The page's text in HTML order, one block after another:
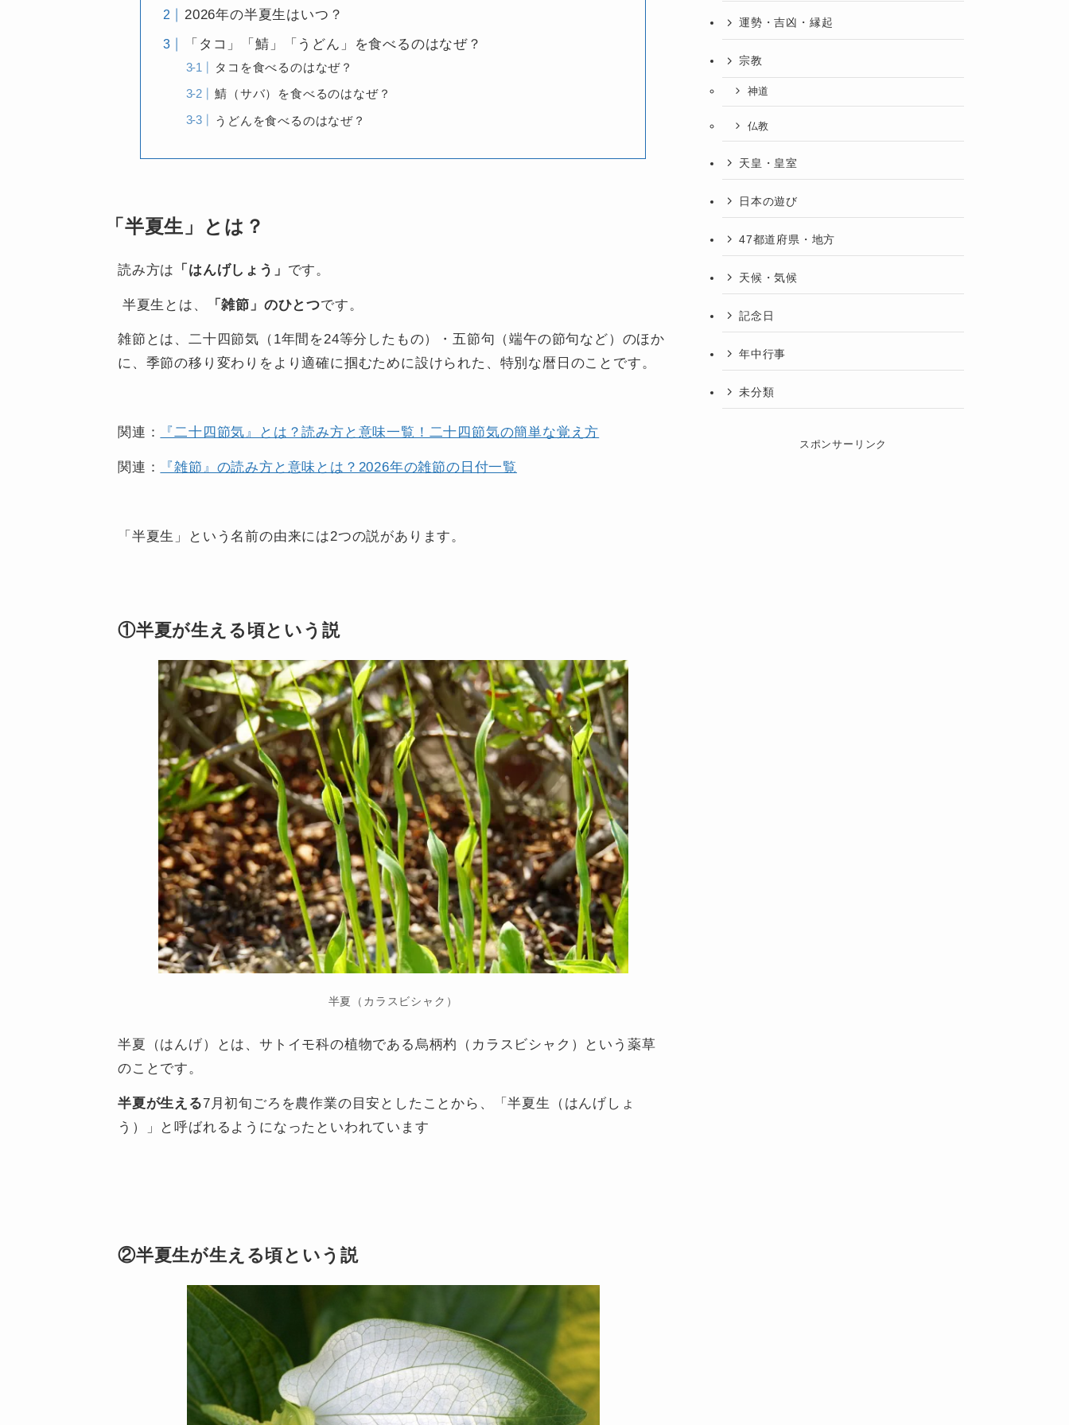
2026年の半夏生はいつ？
「タコ」「鯖」「うどん」を食べるのはなぜ？
タコを食べるのはなぜ？
鯖（サバ）を食べるのはなぜ？
うどんを食べるのはなぜ？
「半夏生」とは？
読み方は 「はんげしょう」 です。
半夏生とは、 「雑節」のひとつです。
雑節とは、二十四節気（1年間を24等分したもの）・五節句（端午の節句など）のほか
に、季節の移り変わりをより適確に掴むために設けられた、特別な暦日のことです。
関連： 『二十四節気』とは？読み方と意味一覧！二十四節気の簡単な覚え方
関連： 『雑節』の読み方と意味とは？2026年の雑節の日付一覧
「半夏生」という名前の由来には2つの説があります。
①半夏が生える頃という説
半夏（カラスビシャク）
半夏（はんげ）とは、サトイモ科の植物である烏柄杓（カラスビシャク）という薬草
のことです。
半夏が生える7月初旬ごろを農作業の目安としたことから、「半夏生（はんげしょ
う）」と呼ばれるようになったといわれています
②半夏生が生える頃という説
運勢・吉凶・縁起
宗教
神道
仏教
天皇・皇室
日本の遊び
47都道府県・地方
天候・気候
記念日
年中行事
未分類
スポンサーリンク